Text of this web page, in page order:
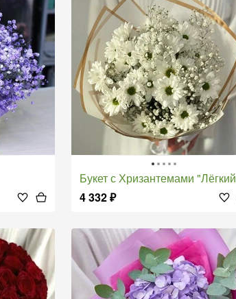
Букет с Хризантемами "Лёгкий Ветерок"
4 332₽